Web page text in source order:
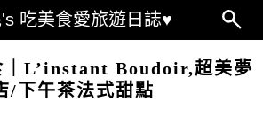
吃美食愛旅遊日誌♥
｜L’instant Boudoir,超美夢
/下午茶法式甜點